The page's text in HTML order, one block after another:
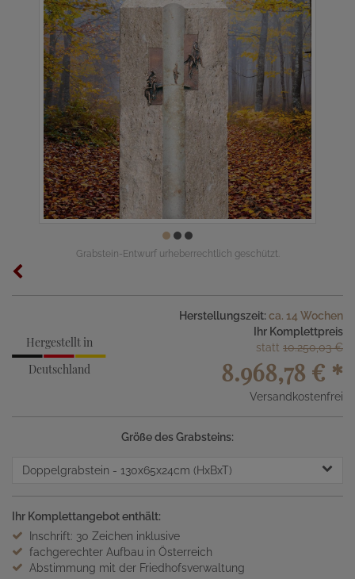
Grabstein-Entwurf urheberrechtlich geschützt.
Hergestellt in
Deutschland
Herstellungszeit: ca. 14 Wochen
Ihr Komplettpreis
statt 10.250,03 €
8.968,78 € *
Versandkostenfrei
Größe des Grabsteins:
Doppelgrabstein - 130x65x24cm (HxBxT)
Ihr Komplettangebot enthält:
Inschrift: 30 Zeichen inklusive
fachgerechter Aufbau in Österreich
Abstimmung mit der Friedhofsverwaltung